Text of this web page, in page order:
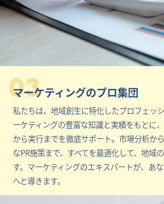
03
マーケティングのプロ集団
私たちは、地域創生に特化したプロフェッ
ーケティングの豊富な知識と実績をもとに
から実行までを徹底サポート。市場分析か
なPR施策まで、すべてを最適化して、地域
す。マーケティングのエキスパートが、あ
へと導きます。